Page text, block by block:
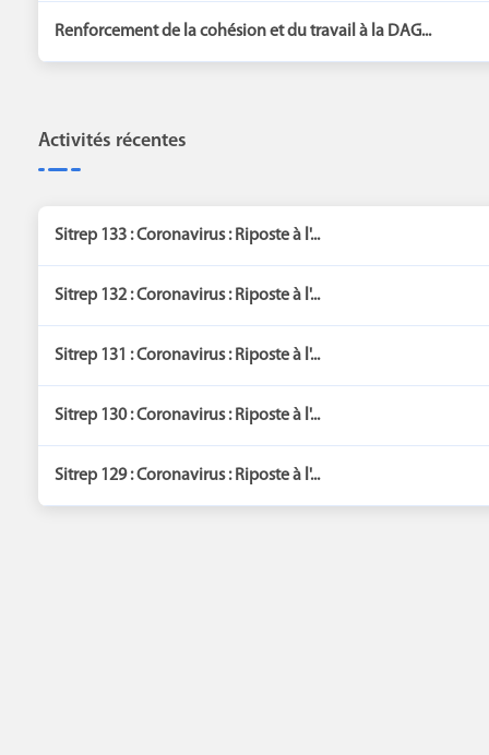
Renforcement de la cohésion et du travail à la DAG...
Activités récentes
Sitrep 133 : Coronavirus : Riposte à l'...
Sitrep 132 : Coronavirus : Riposte à l'...
Sitrep 131 : Coronavirus : Riposte à l'...
Sitrep 130 : Coronavirus : Riposte à l'...
Sitrep 129 : Coronavirus : Riposte à l'...